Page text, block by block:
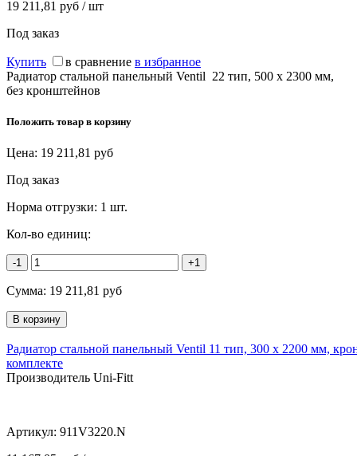
19 211,81 руб / шт
Под заказ
Купить в сравнение в избранное
Радиатор стальной панельный Ventil 22 тип, 500 х 2300 мм,
без кронштейнов
Положить товар в корзину
Цена: 19 211,81 руб
Под заказ
Норма отгрузки: 1 шт.
Кол-во единиц:
-1 +1
Сумма: 19 211,81 руб
Радиатор стальной панельный Ventil 11 тип, 300 х 2200 мм,
комплекте
Производитель Uni-Fitt
Артикул: 911V3220.N